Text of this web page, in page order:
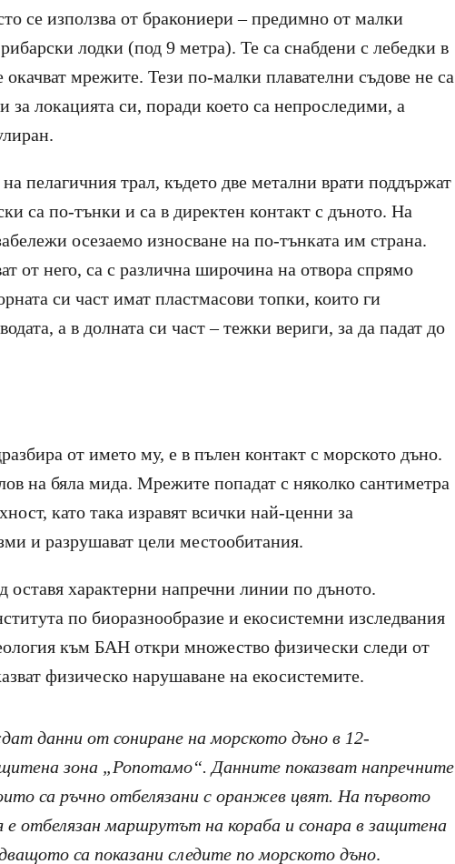
се използва от бракониери – предимно от малки
лодки (под 9 метра). Те са снабдени с лебедки в
окачват мрежите. Тези по-малки плавателни съдове не са
за локацията си, поради което са непроследими, а
пелагичния трал, където две метални врати поддържат
са по-тънки и са в директен контакт с дъното. На
осезаемо износване на по-тънката им страна.
от него, са с различна широчина на отвора спрямо
си част имат пластмасови топки, които ги
а в долната си част – тежки вериги, за да падат до
от името му, е в пълен контакт с морското дъно.
на бяла мида. Мрежите попадат с няколко сантиметра
като така изравят всички най-ценни за
и разрушават цели местообитания.
оставя характерни напречни линии по дъното.
по биоразнообразие и екосистемни изследвания
към БАН откри множество физически следи от
физическо нарушаване на екосистемите.
данни от сониране на морското дъно в 12-
зона „Ропотамо“. Данните показват напречните
са ръчно отбелязани с оранжев цвят. На първото
е отбелязан маршрутът на кораба и сонара в защитена
са показани следите по морското дъно.